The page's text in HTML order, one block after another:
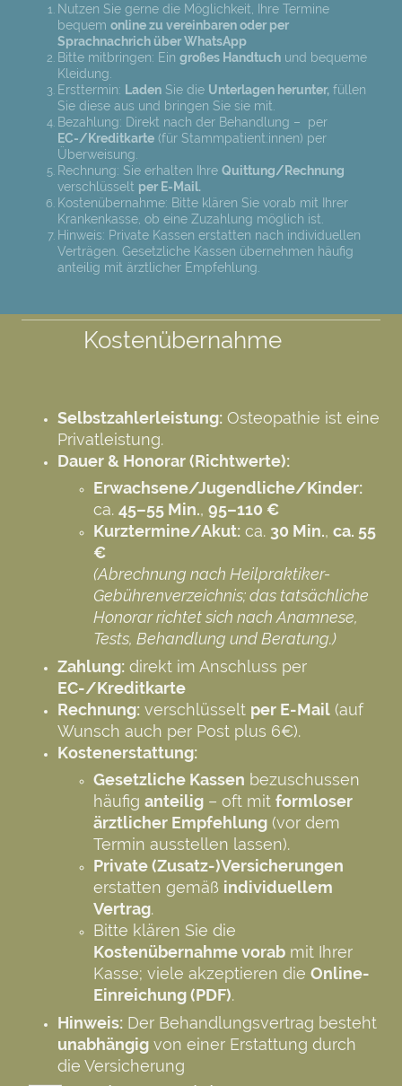
Nutzen Sie gerne die Möglichkeit, Ihre Termine
bequem online zu vereinbaren oder per
Sprachnachrich über WhatsApp
Bitte mitbringen: Ein großes Handtuch und bequeme
Kleidung.
Ersttermin: Laden Sie die Unterlagen herunter, füllen
Sie diese aus und bringen Sie sie mit.
Bezahlung: Direkt nach der Behandlung – per
EC-/Kreditkarte (für Stammpatient:innen) per
Überweisung.
Rechnung: Sie erhalten Ihre Quittung/Rechnung
verschlüsselt per E-Mail.
Kostenübernahme: Bitte klären Sie vorab mit Ihrer
Krankenkasse, ob eine Zuzahlung möglich ist.
Hinweis: Private Kassen erstatten nach individuellen
Verträgen. Gesetzliche Kassen übernehmen häufig
anteilig mit ärztlicher Empfehlung.
Kostenübernahme
Selbstzahlerleistung: Osteopathie ist eine
Privatleistung.
Dauer & Honorar (Richtwerte):
Erwachsene/Jugendliche/Kinder:
ca. 45–55 Min., 95–110 €
Kurztermine/Akut: ca. 30 Min., ca. 55
€
(Abrechnung nach Heilpraktiker-
Gebührenverzeichnis; das tatsächliche
Honorar richtet sich nach Anamnese,
Tests, Behandlung und Beratung.)
Zahlung: direkt im Anschluss per
EC-/Kreditkarte
Rechnung: verschlüsselt per E-Mail (auf
Wunsch auch per Post plus 6€).
Kostenerstattung:
Gesetzliche Kassen bezuschussen
häufig anteilig – oft mit formloser
ärztlicher Empfehlung (vor dem
Termin ausstellen lassen).
Private (Zusatz-)Versicherungen
erstatten gemäß individuellem
Vertrag.
Bitte klären Sie die
Kostenübernahme vorab mit Ihrer
Kasse; viele akzeptieren die Online-
Einreichung (PDF).
Hinweis: Der Behandlungsvertrag besteht
unabhängig von einer Erstattung durch
die Versicherung